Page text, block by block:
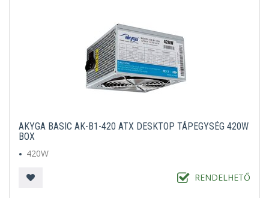
AKYGA BASIC AK-B1-420 ATX DESKTOP TÁPEGYSÉG 420W
BOX
420W
RENDELHETŐ